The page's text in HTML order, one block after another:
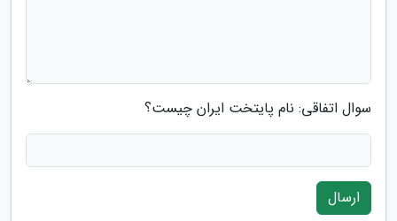
سوال اتفاقی: نام پایتخت ایران چیست؟
ارسال